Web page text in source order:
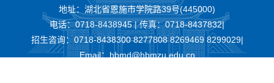
地址：湖北省恩施市学院路39号(445000)
电话：0718-8438945 | 传真：0718-8437832|
招生咨询：0718-8438300 8277808 8269469 8299029|
Email：hbmd@hbmzu.edu.cn